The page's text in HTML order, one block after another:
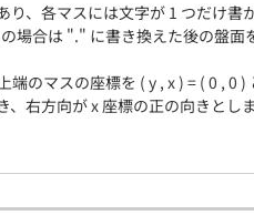
り、各マスには文字が 1 つだけ
場合は "." に書き換えた後の盤面
端のマスの座標を ( y , x ) = ( 0 , 0 )
、右方向が x 座標の正の向きとし